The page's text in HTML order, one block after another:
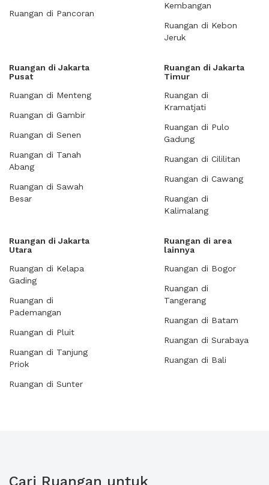
Ruangan di Pancoran
Kembangan
Ruangan di Kebon
Jeruk
Ruangan di Jakarta
Pusat
Ruangan di Menteng
Ruangan di Gambir
Ruangan di Senen
Ruangan di Tanah
Abang
Ruangan di Sawah
Besar
Ruangan di Jakarta
Timur
Ruangan di
Kramatjati
Ruangan di Pulo
Gadung
Ruangan di Cililitan
Ruangan di Cawang
Ruangan di
Kalimalang
Ruangan di Jakarta
Utara
Ruangan di Kelapa
Gading
Ruangan di
Pademangan
Ruangan di Pluit
Ruangan di Tanjung
Priok
Ruangan di Sunter
Ruangan di area
lainnya
Ruangan di Bogor
Ruangan di
Tangerang
Ruangan di Batam
Ruangan di Surabaya
Ruangan di Bali
Cari Ruangan untuk